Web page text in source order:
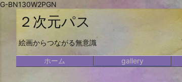
G-BN130W2PGN
２次元パス
絵画からつながる無意識
ホーム gallery